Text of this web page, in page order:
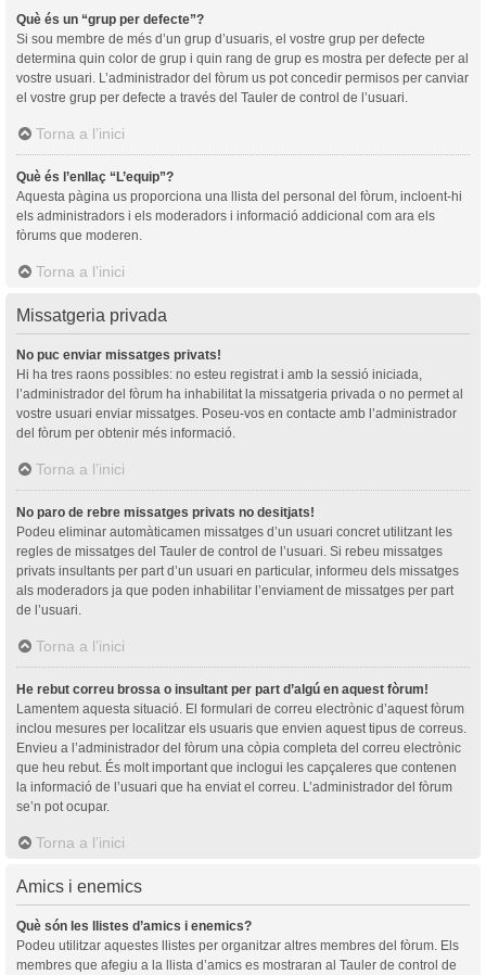
Què és un “grup per defecte”?
Si sou membre de més d’un grup d’usuaris, el vostre grup per defecte
determina quin color de grup i quin rang de grup es mostra per defecte per al
vostre usuari. L’administrador del fòrum us pot concedir permisos per canviar
el vostre grup per defecte a través del Tauler de control de l’usuari.
Torna a l’inici
Què és l’enllaç “L’equip”?
Aquesta pàgina us proporciona una llista del personal del fòrum, incloent-hi
els administradors i els moderadors i informació addicional com ara els
fòrums que moderen.
Torna a l’inici
Missatgeria privada
No puc enviar missatges privats!
Hi ha tres raons possibles: no esteu registrat i amb la sessió iniciada,
l’administrador del fòrum ha inhabilitat la missatgeria privada o no permet al
vostre usuari enviar missatges. Poseu-vos en contacte amb l’administrador
del fòrum per obtenir més informació.
Torna a l’inici
No paro de rebre missatges privats no desitjats!
Podeu eliminar automàticamen missatges d’un usuari concret utilitzant les
regles de missatges del Tauler de control de l’usuari. Si rebeu missatges
privats insultants per part d’un usuari en particular, informeu dels missatges
als moderadors ja que poden inhabilitar l’enviament de missatges per part
de l’usuari.
Torna a l’inici
He rebut correu brossa o insultant per part d’algú en aquest fòrum!
Lamentem aquesta situació. El formulari de correu electrònic d’aquest fòrum
inclou mesures per localitzar els usuaris que envien aquest tipus de correus.
Envieu a l’administrador del fòrum una còpia completa del correu electrònic
que heu rebut. És molt important que inclogui les capçaleres que contenen
la informació de l’usuari que ha enviat el correu. L’administrador del fòrum
se’n pot ocupar.
Torna a l’inici
Amics i enemics
Què són les llistes d’amics i enemics?
Podeu utilitzar aquestes llistes per organitzar altres membres del fòrum. Els
membres que afegiu a la llista d’amics es mostraran al Tauler de control de